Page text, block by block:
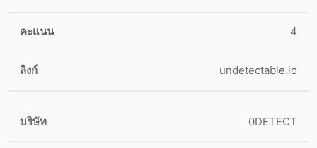
4
undetectable.io
0DETECT